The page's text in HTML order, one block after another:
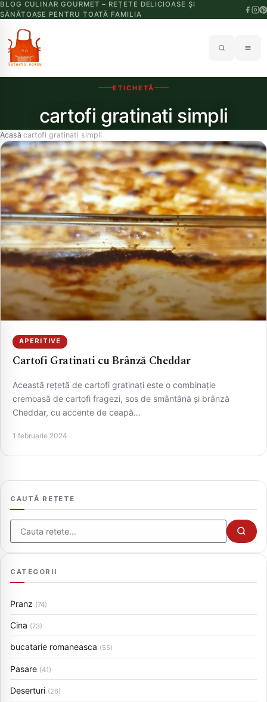
BLOG CULINAR GOURMET – REȚETE DELICIOASE ȘI
SĂNĂTOASE PENTRU TOATĂ FAMILIA
ETICHETĂ
cartofi gratinati simpli
Acasă›cartofi gratinati simpli
APERITIVE
Cartofi Gratinati cu Brânză Cheddar
Această rețetă de cartofi gratinați este o combinație
cremoasă de cartofi fragezi, sos de smântână și brânză
Cheddar, cu accente de ceapă…
1 februarie 2024
CAUTĂ REȚETE
Cauta
CATEGORII
Pranz (74)
Cina (73)
bucatarie romaneasca (55)
Pasare (41)
Deserturi (26)